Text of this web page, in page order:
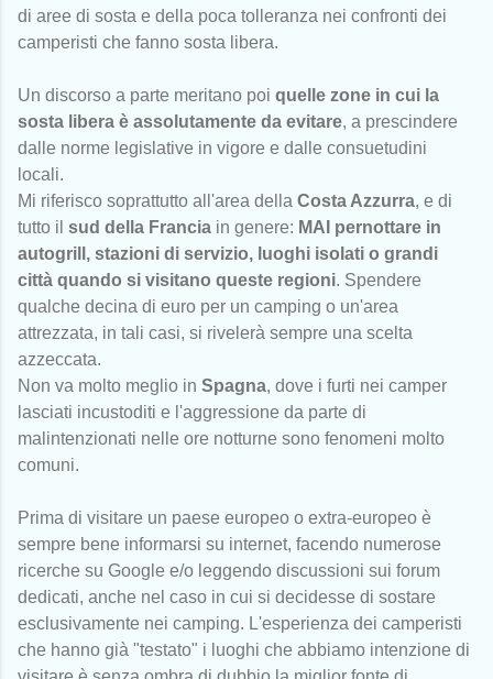
di aree di sosta e della poca tolleranza nei confronti dei
camperisti che fanno sosta libera.
Un discorso a parte meritano poi quelle zone in cui la
sosta libera è assolutamente da evitare, a prescindere
dalle norme legislative in vigore e dalle consuetudini
locali.
Mi riferisco soprattutto all'area della Costa Azzurra, e di
tutto il sud della Francia in genere: MAI pernottare in
autogrill, stazioni di servizio, luoghi isolati o grandi
città quando si visitano queste regioni. Spendere
qualche decina di euro per un camping o un'area
attrezzata, in tali casi, si rivelerà sempre una scelta
azzeccata.
Non va molto meglio in Spagna, dove i furti nei camper
lasciati incustoditi e l'aggressione da parte di
malintenzionati nelle ore notturne sono fenomeni molto
comuni.
Prima di visitare un paese europeo o extra-europeo è
sempre bene informarsi su internet, facendo numerose
ricerche su Google e/o leggendo discussioni sui forum
dedicati, anche nel caso in cui si decidesse di sostare
esclusivamente nei camping. L'esperienza dei camperisti
che hanno già "testato" i luoghi che abbiamo intenzione di